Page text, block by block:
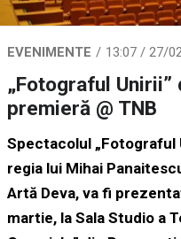
EVENIMENTE 13:07 / 27/
„Fotograful Unirii”
premieră @ TNB
Spectacolul „Fotograful
regia lui Mihai
Artă Deva, va fi
martie, la Sala Studio a